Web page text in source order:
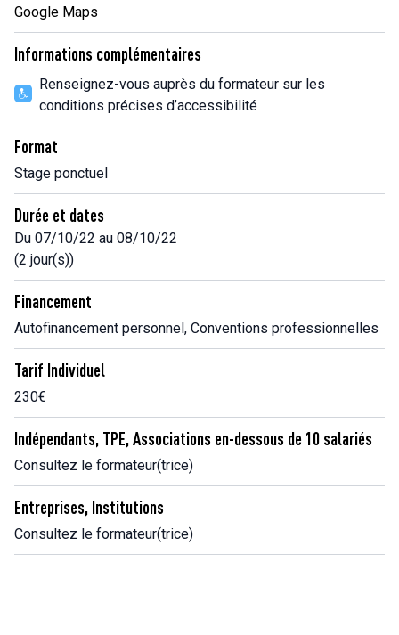
Google Maps
Informations complémentaires
Renseignez-vous auprès du formateur sur les
conditions précises d’accessibilité
Format
Stage ponctuel
Durée et dates
Du 07/10/22 au 08/10/22
(2 jour(s))
Financement
Autofinancement personnel, Conventions professionnelles
Tarif Individuel
230€
Indépendants, TPE, Associations en-dessous de 10 salariés
Consultez le formateur(trice)
Entreprises, Institutions
Consultez le formateur(trice)